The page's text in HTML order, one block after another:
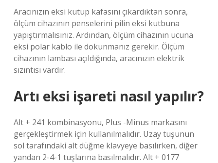
Aracınızın eksi kutup kafasını çıkardıktan sonra,
ölçüm cihazının penselerini pilin eksi kutbuna
yapıştırmalısınız. Ardından, ölçüm cihazının ucuna
eksi polar kablo ile dokunmanız gerekir. Ölçüm
cihazının lambası açıldığında, aracınızın elektrik
sızıntısı vardır.
Artı eksi işareti nasıl yapılır?
Alt + 241 kombinasyonu, Plus -Minus markasını
gerçekleştirmek için kullanılmalıdır. Uzay tuşunun
sol tarafındaki alt düğme klavyeye basılırken, diğer
yandan 2-4-1 tuşlarına basılmalıdır. Alt + 0177